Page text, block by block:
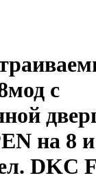
с
на 8
DKC